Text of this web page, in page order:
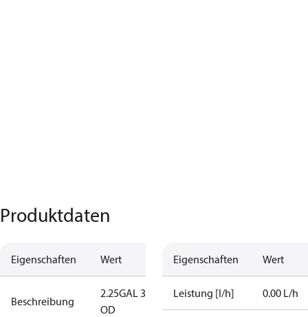
Produktdaten
Eigenschaften Wert
Beschreibung
2.25GAL 30S
OD
Eigenschaften Wert
Leistung [l/h] 0.00 L/h